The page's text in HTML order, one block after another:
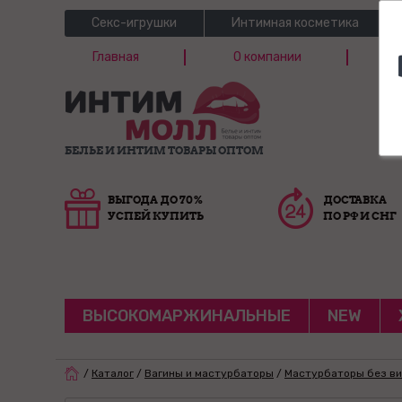
Секс-игрушки Интимная косметика
Главная О компании
БЕЛЬЕ И ИНТИМ ТОВАРЫ ОПТОМ
ВЫГОДА ДО 70%
УСПЕЙ КУПИТЬ
ДОСТАВКА
ПО РФ И СНГ
ВЫСОКОМАРЖИНАЛЬНЫЕ NEW
/ Каталог / Вагины и мастурбаторы / Мастурбаторы без